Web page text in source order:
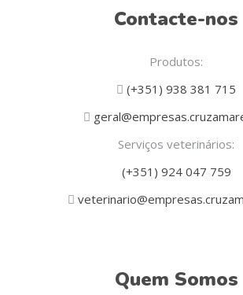
Contacte-nos
Produtos:
(+351) 938 381 715
Serviços veterinários:
(+351) 924 047 759
Quem Somos